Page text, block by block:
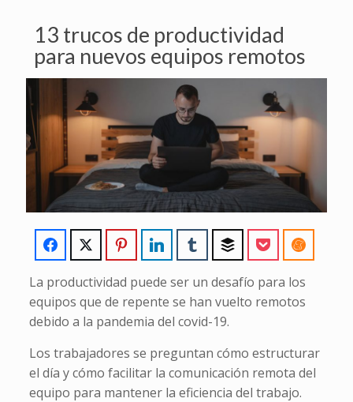
13 trucos de productividad
para nuevos equipos remotos
La productividad puede ser un desafío para los
equipos que de repente se han vuelto remotos
debido a la pandemia del covid-19.
Los trabajadores se preguntan cómo estructurar
el día y cómo facilitar la comunicación remota del
equipo para mantener la eficiencia del trabajo.